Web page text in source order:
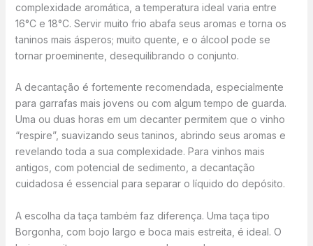
complexidade aromática, a temperatura ideal varia entre
16°C e 18°C. Servir muito frio abafa seus aromas e torna os
taninos mais ásperos; muito quente, e o álcool pode se
tornar proeminente, desequilibrando o conjunto.
A decantação é fortemente recomendada, especialmente
para garrafas mais jovens ou com algum tempo de guarda.
Uma ou duas horas em um decanter permitem que o vinho
“respire”, suavizando seus taninos, abrindo seus aromas e
revelando toda a sua complexidade. Para vinhos mais
antigos, com potencial de sedimento, a decantação
cuidadosa é essencial para separar o líquido do depósito.
A escolha da taça também faz diferença. Uma taça tipo
Borgonha, com bojo largo e boca mais estreita, é ideal. O